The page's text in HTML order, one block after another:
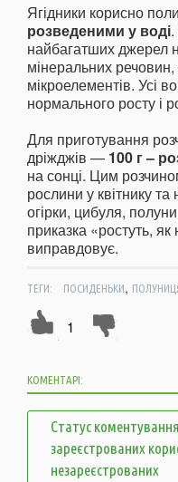
Ягідники корисно
розведеними у воді
найбагатших джерел
мінеральних речовин,
мікроелементів. Усі
нормального росту і
Для приготування
дріжджів — 100 г –
на сонці. Цим
рослини у квітнику та
огірки, цибуля,
приказка «ростуть,
виправдовує.
ТЕГИ: ПОСИДЕНЬКИ,
1
КОМЕНТАРІ:
Статус
зареєстрованих
незареєстрованих